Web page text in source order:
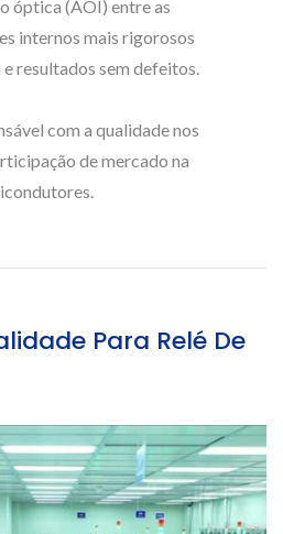
óptica (AOI) entre as
internos mais rigorosos
resultados sem defeitos.
com a qualidade nos
de mercado na
Para Relé De